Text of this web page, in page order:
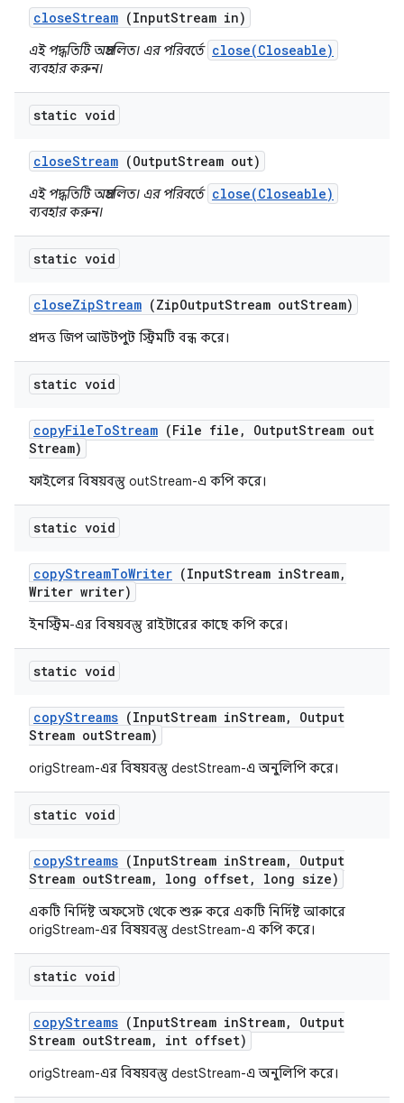
closeStream (InputStream in)
এই পদ্ধতিটি অপ্রচলিত। এর পরিবর্তে close(Closeable)
ব্যবহার করুন।
static void
closeStream (OutputStream out)
এই পদ্ধতিটি অপ্রচলিত। এর পরিবর্তে close(Closeable)
ব্যবহার করুন।
static void
closeZipStream (ZipOutputStream outStream)
প্রদত্ত জিপ আউটপুট স্ট্রিমটি বন্ধ করে।
static void
copyFileToStream (File file , OutputStream out
Stream)
ফাইলের বিষয়বস্তু outStream-এ কপি করে।
static void
copyStreamToWriter (InputStream inStream,
Writer writer)
ইনস্ট্রিম-এর বিষয়বস্তু রাইটারের কাছে কপি করে।
static void
copyStreams (InputStream inStream,
Output
Stream outStream)
origStream-এর বিষয়বস্তু destStream-এ অনুলিপি করে।
static void
copyStreams (InputStream inStream,
Output
Stream outStream, long offset, long size)
একটি নির্দিষ্ট অফসেট থেকে শুরু করে একটি নির্দিষ্ট আকারে
origStream-এর বিষয়বস্তু destStream-এ কপি করে।
static void
copyStreams (InputStream inStream,
Output
Stream outStream, int offset)
origStream-এর বিষয়বস্তু destStream-এ অনুলিপি করে।